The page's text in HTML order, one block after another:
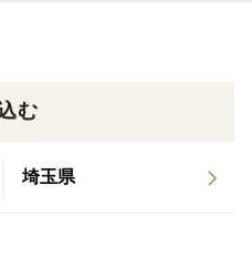
川に伝わる曲がったねぎ
途中の段階で植え替えをす
む
埼玉県